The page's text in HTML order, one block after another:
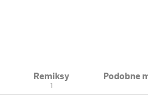
Remiksy
1
Podobne